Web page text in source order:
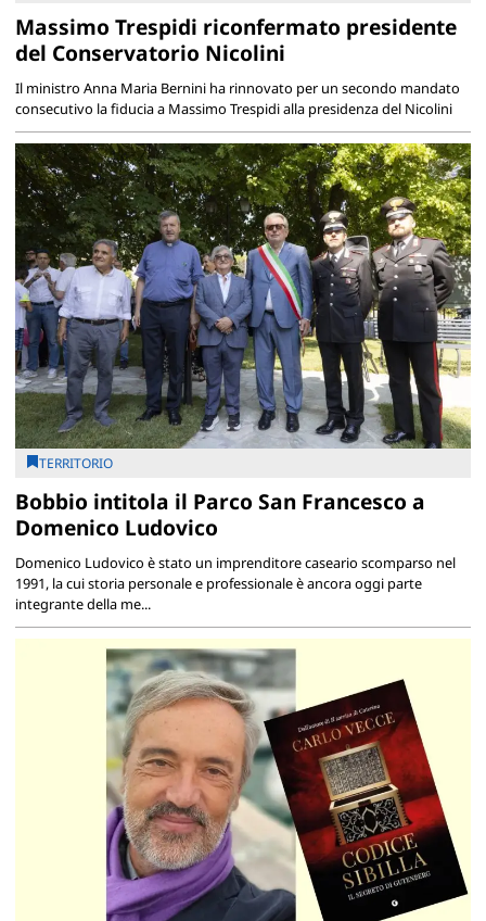
Massimo Trespidi riconfermato presidente
del Conservatorio Nicolini
Il ministro Anna Maria Bernini ha rinnovato per un secondo mandato
consecutivo la fiducia a Massimo Trespidi alla presidenza del Nicolini
TERRITORIO
Bobbio intitola il Parco San Francesco a
Domenico Ludovico
Domenico Ludovico è stato un imprenditore caseario scomparso nel
1991, la cui storia personale e professionale è ancora oggi parte
integrante della me...